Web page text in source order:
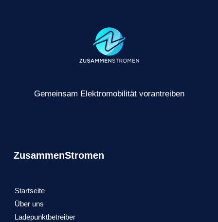
Gemeinsam Elektromobilität vorantreiben
ZusammenStromen
Startseite
Über uns
Ladepunktbetreiber